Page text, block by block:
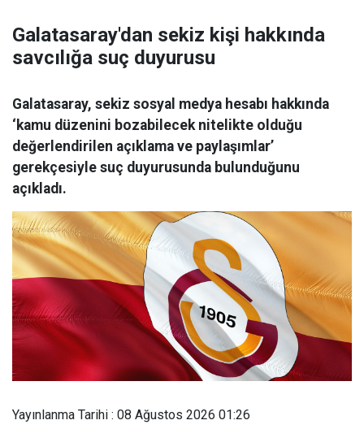
Galatasaray'dan sekiz kişi hakkında
savcılığa suç duyurusu
Galatasaray, sekiz sosyal medya hesabı hakkında
‘kamu düzenini bozabilecek nitelikte olduğu
değerlendirilen açıklama ve paylaşımlar’
gerekçesiyle suç duyurusunda bulunduğunu
açıkladı.
Yayınlanma Tarihi : 08 Ağustos 2026 01:26